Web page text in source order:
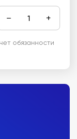
− +
обязанности